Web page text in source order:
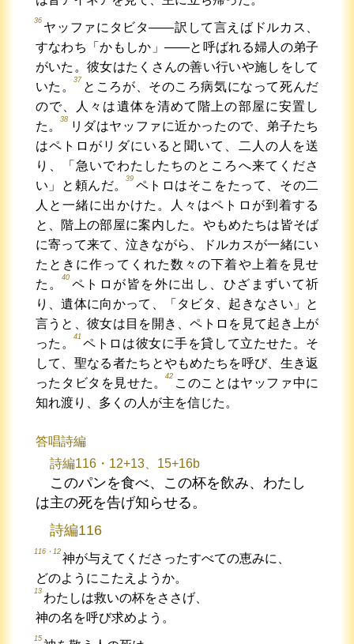
36
ヤッファにタビタ――訳して言えばドルカス、
すなわち「かもしか」――と呼ばれる婦人の弟子
がいた。彼女はたくさんの善い行いや施しをして
いた。
37
ところが、そのころ病気になって死んだ
ので、人々は遺体を清めて階上の部屋に安置し
た。
38
リダはヤッファに近かったので、弟子たち
はペトロがリダにいると聞いて、二人の人を送
り、「急いでわたしたちのところへ来てくださ
い」と頼んだ。
39
ペトロはそこをたって、その二
人と一緒に出かけた。人々はペトロが到着する
と、階上の部屋に案内した。やもめたちは皆そば
に寄って来て、泣きながら、ドルカスが一緒にい
たときに作ってくれた数々の下着や上着を見せ
た。
40
ペトロが皆を外に出し、ひざまずいて祈
り、遺体に向かって、「タビタ、起きなさい」と
言うと、彼女は目を開き、ペトロを見て起き上が
った。
41
ペトロは彼女に手を貸して立たせた。そ
して、聖なる者たちとやもめたちを呼び、生き返
ったタビタを見せた。
42
このことはヤッファ中に
知れ渡り、多くの人が主を信じた。
答唱詩編
詩編116・12+13、15+16b
このパンを食べ、この杯を飲み、わたし
は主の死を告げ知らせる。
詩編116
116・12
神が与えてくださったすべての恵みに、
どのようにこたえようか。
13
わたしは救いの杯をささげ、
神の名を呼び求めよう。
15